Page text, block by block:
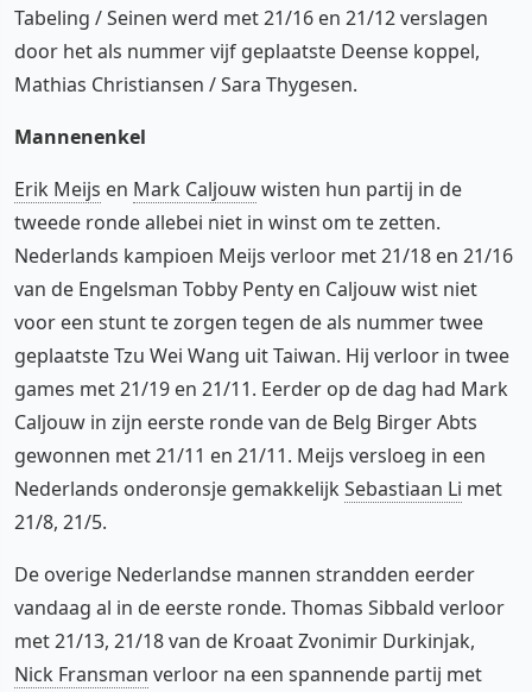
Tabeling / Seinen werd met 21/16 en 21/12 verslagen
door het als nummer vijf geplaatste Deense koppel,
Mathias Christiansen / Sara Thygesen.
Mannenenkel
Erik Meijs en Mark Caljouwwisten hun partij in de
tweede ronde allebei niet in winst om te zetten.
Nederlands kampioen Meijs verloor met 21/18 en 21/16
van de Engelsman Tobby Penty en Caljouw wist niet
voor een stunt te zorgen tegen de als nummer twee
geplaatste Tzu Wei Wang uit Taiwan. Hij verloor in twee
games met 21/19 en 21/11. Eerder op de dag had Mark
Caljouw in zijn eerste ronde van de Belg Birger Abts
gewonnen met 21/11 en 21/11. Meijs versloeg in een
Nederlands onderonsje gemakkelijkSebastiaan Li met
21/8, 21/5.
De overige Nederlandse mannen strandden eerder
vandaag al in de eerste ronde. Thomas Sibbald verloor
met 21/13, 21/18 van de Kroaat Zvonimir Durkinjak,
Nick Fransman verloor na een spannende partij met